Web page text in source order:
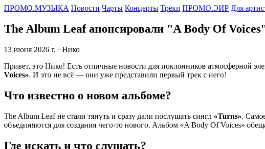
ПРОМО.МУЗЫКА Новости Чарты Концерты Треки ПРОМО.ЭИР Для
The Album Leaf анонсировали "A Body Of
13 июня 2026 г. · Нико
Привет, это Нико! Есть отличные новости для поклонников атмосферной
Voices». И это не всё — они уже представили первый трек с него!
Что известно о новом альбоме?
The Album Leaf не стали тянуть и сразу дали послушать сингл «Turns».
объединяются для создания чего-то нового. Альбом «A Body Of Voices»
Где искать и что слушать?